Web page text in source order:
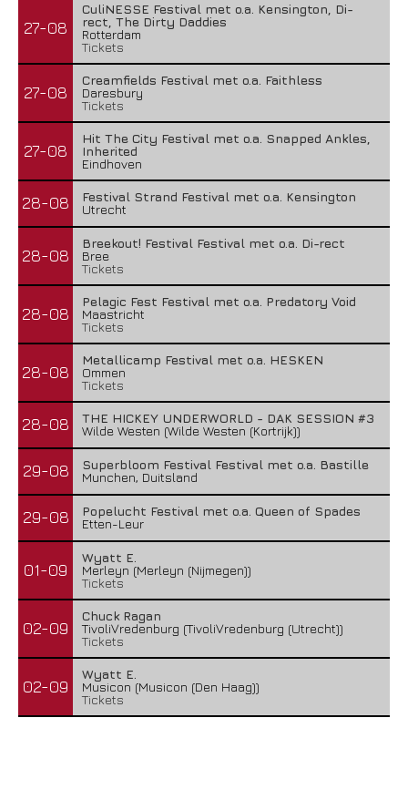
27-08
CuliNESSE Festival met o.a. Kensington, Di-
rect, The Dirty Daddies
Rotterdam
Tickets
27-08
Creamfields Festival met o.a. Faithless
Daresbury
Tickets
27-08
Hit The City Festival met o.a. Snapped Ankles,
Inherited
Eindhoven
28-08
Festival Strand Festival met o.a. Kensington
Utrecht
28-08
Breekout! Festival Festival met o.a. Di-rect
Bree
Tickets
28-08
Pelagic Fest Festival met o.a. Predatory Void
Maastricht
Tickets
28-08
Metallicamp Festival met o.a. HESKEN
Ommen
Tickets
28-08
THE HICKEY UNDERWORLD - DAK SESSION #3
Wilde Westen (Wilde Westen (Kortrijk))
29-08
Superbloom Festival Festival met o.a. Bastille
Munchen, Duitsland
29-08
Popelucht Festival met o.a. Queen of Spades
Etten-Leur
01-09
Wyatt E.
Merleyn (Merleyn (Nijmegen))
Tickets
02-09
Chuck Ragan
TivoliVredenburg (TivoliVredenburg (Utrecht))
Tickets
02-09
Wyatt E.
Musicon (Musicon (Den Haag))
Tickets